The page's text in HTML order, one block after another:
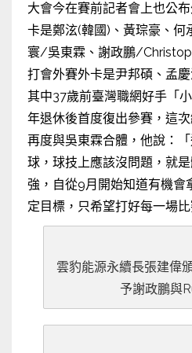
大會今在賽前記者會上也公
卡是鄭泫(韓國)、黃琮豪、何
寰/吳東霖、謝政鵬/
打會外賽外卡是尹邦碩、孟
其中37歲前臺灣職網好手「
年退休後首度復出參賽，這
再度與吳東霖合體，他說：
球，球技上應該沒問題，就
強，自從9月開始知道有機會
定目標，只希望打好每一場比
雲豹能源永續長張建偉
予謝政鵬與